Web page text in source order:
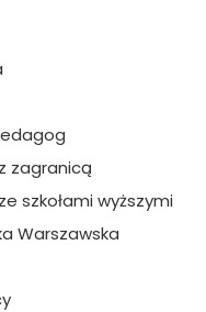
zagranicą
szkołami wyższymi
Warszawska